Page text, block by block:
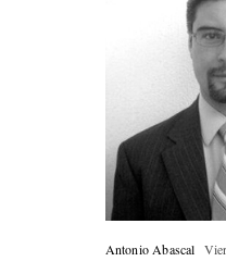
Antonio Abascal